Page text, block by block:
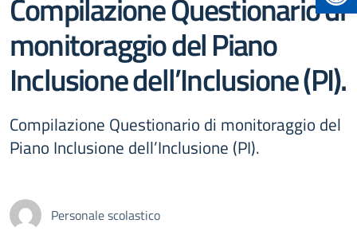
monitoraggio del Piano
Inclusione dell’Inclusione (PI).
Compilazione Questionario di monitoraggio del
Piano Inclusione dell’Inclusione (PI).
Personale scolastico